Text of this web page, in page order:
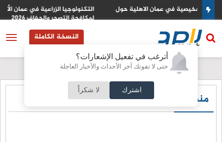
أترغب في تفعيل الإشعارات؟
حتى لا تفوتك آخر الأحداث والأخبار العاجلة
اشترك لا شكراً
التكنولوجيا الزراعية في عمان الأهلية تشارك بفعاليات اليوم العالمي
لمكافحة التصحر والجفاف 2026
النسخة الكاملة
منصة راصد